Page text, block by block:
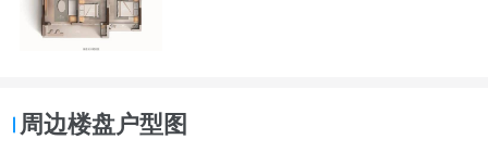
周边楼盘户型图